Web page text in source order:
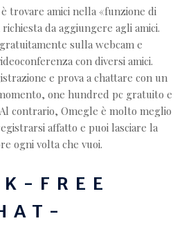
trovare amici nella «funzione di
da aggiungere agli amici.
sulla webcam e
con diversi amici.
e prova a chattare con un
one hundred pc gratuito e
contrario, Omegle è molto meglio
affatto e puoi lasciare la
ogni volta che vuoi.
FREE